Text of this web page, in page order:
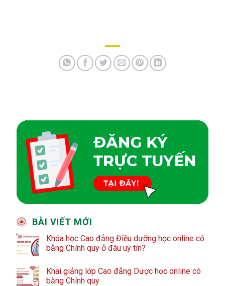
BÀI VIẾT MỚI
Khóa học Cao đẳng Điều dưỡng học online có
bằng Chính quy ở đâu uy tín?
Khai giảng lớp Cao đẳng Dược học online có
bằng Chính quy